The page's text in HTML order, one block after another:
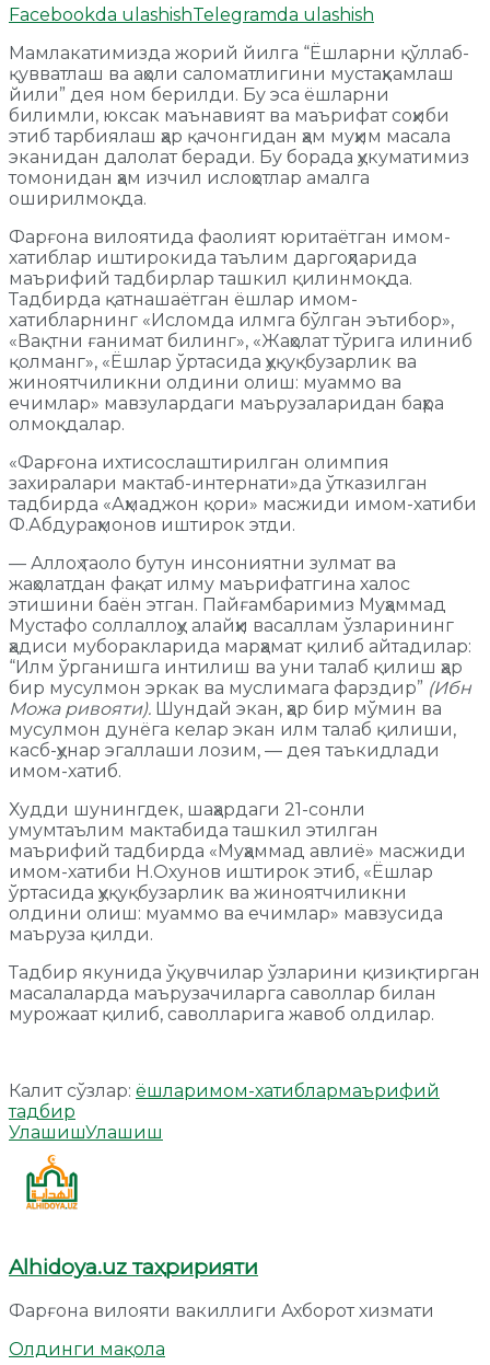
Facebookda ulashishTelegramda ulashish
Мамлакатимизда жорий йилга “Ёшларни қўллаб-
қувватлаш ва аҳоли саломатлигини мустаҳкамлаш
йили” дея ном берилди. Бу эса ёшларни
билимли, юксак маънавият ва маърифат соҳиби
этиб тарбиялаш ҳар қачонгидан ҳам муҳим масала
эканидан далолат беради. Бу борада ҳукуматимиз
томонидан ҳам изчил ислоҳотлар амалга
оширилмоқда.
Фарғона вилоятида фаолият юритаётган имом-
хатиблар иштирокида таълим даргоҳларида
маърифий тадбирлар ташкил қилинмоқда.
Тадбирда қатнашаётган ёшлар имом-
хатибларнинг «Исломда илмга бўлган эътибор»,
«Вақтни ғанимат билинг», «Жаҳолат тўрига илиниб
қолманг», «Ёшлар ўртасида ҳуқуқбузарлик ва
жиноятчиликни олдини олиш: муаммо ва
ечимлар» мавзулардаги маърузаларидан баҳра
олмоқдалар.
«Фарғона ихтисослаштирилган олимпия
захиралари мактаб-интернати»да ўтказилган
тадбирда «Аҳмаджон қори» масжиди имом-хатиби
Ф.Абдураҳмонов иштирок этди.
— Аллоҳ таоло бутун инсониятни зулмат ва
жаҳолатдан фақат илму маърифатгина халос
этишини баён этган. Пайғамбаримиз Муҳаммад
Мустафо соллаллоҳу алайҳи васаллам ўзларининг
ҳадиси муборакларида марҳамат қилиб айтадилар:
“Илм ўрганишга интилиш ва уни талаб қилиш ҳар
бир мусулмон эркак ва муслимага фарздир” (Ибн
Можа ривояти). Шундай экан, ҳар бир мўмин ва
мусулмон дунёга келар экан илм талаб қилиши,
касб-ҳунар эгаллаши лозим, — дея таъкидлади
имом-хатиб.
Худди шунингдек, шаҳардаги 21-сонли
умумтаълим мактабида ташкил этилган
маърифий тадбирда «Муҳаммад авлиё» масжиди
имом-хатиби Н.Охунов иштирок этиб, «Ёшлар
ўртасида ҳуқуқбузарлик ва жиноятчиликни
олдини олиш: муаммо ва ечимлар» мавзусида
маъруза қилди.
Тадбир якунида ўқувчилар ўзларини қизиқтирган
масалаларда маърузачиларга саволлар билан
мурожаат қилиб, саволларига жавоб олдилар.
Калит сўзлар: ёшларимом-хатиблармаърифий
тадбир
УлашишУлашиш
Alhidoya.uz таҳририяти
Фарғона вилояти вакиллиги Ахборот хизмати
Олдинги мақола